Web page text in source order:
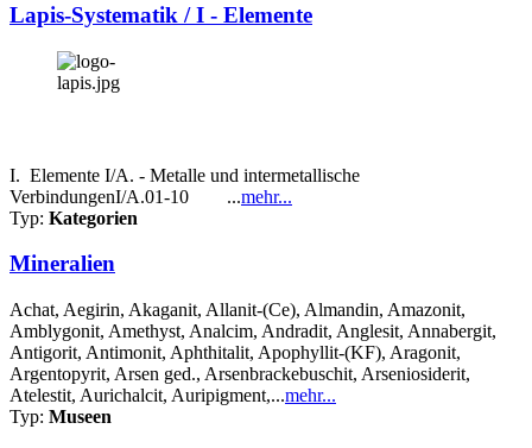
Lapis-Systematik / I - Elemente
I. Elemente I/A. - Metalle und intermetallische
VerbindungenI/A.01-10 ...mehr...
Typ: Kategorien
Mineralien
Achat, Aegirin, Akaganit, Allanit-(Ce), Almandin, Amazonit,
Amblygonit, Amethyst, Analcim, Andradit, Anglesit, Annabergit,
Antigorit, Antimonit, Aphthitalit, Apophyllit-(KF), Aragonit,
Argentopyrit, Arsen ged., Arsenbrackebuschit, Arseniosiderit,
Atelestit, Aurichalcit, Auripigment,...mehr...
Typ: Museen